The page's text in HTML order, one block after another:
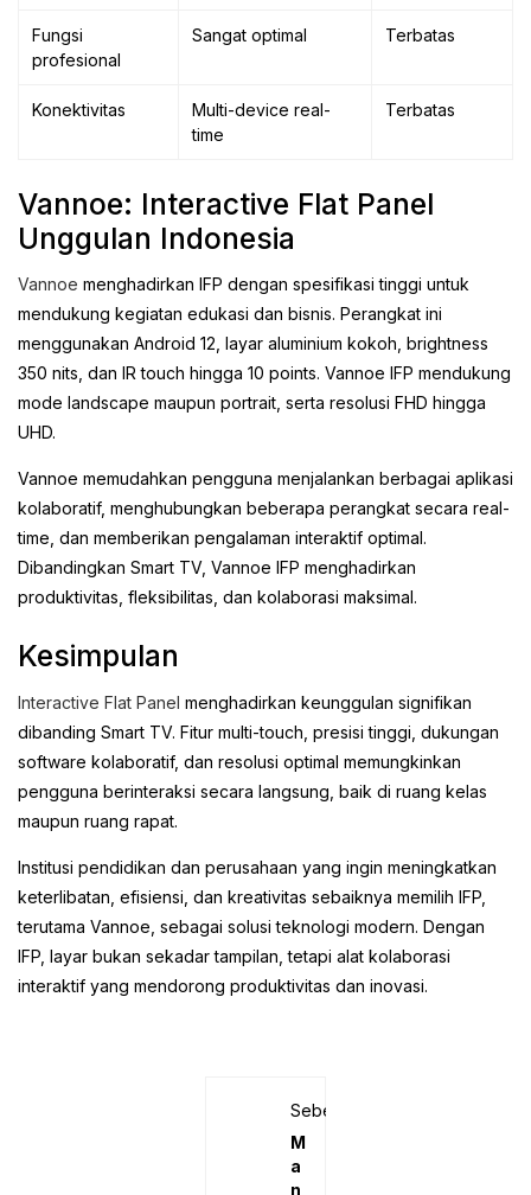
Fungsi
profesional
Sangat optimal Terbatas
Konektivitas
Multi-device real-
time
Terbatas
Vannoe: Interactive Flat Panel
Unggulan Indonesia
Vannoe menghadirkan IFP dengan spesifikasi tinggi untuk
mendukung kegiatan edukasi dan bisnis. Perangkat ini
menggunakan Android 12, layar aluminium kokoh, brightness
350 nits, dan IR touch hingga 10 points. Vannoe IFP mendukung
mode landscape maupun portrait, serta resolusi FHD hingga
UHD.
Vannoe memudahkan pengguna menjalankan berbagai aplikasi
kolaboratif, menghubungkan beberapa perangkat secara real-
time, dan memberikan pengalaman interaktif optimal.
Dibandingkan Smart TV, Vannoe IFP menghadirkan
produktivitas, fleksibilitas, dan kolaborasi maksimal.
Kesimpulan
Interactive Flat Panel menghadirkan keunggulan signifikan
dibanding Smart TV. Fitur multi-touch, presisi tinggi, dukungan
software kolaboratif, dan resolusi optimal memungkinkan
pengguna berinteraksi secara langsung, baik di ruang kelas
maupun ruang rapat.
Institusi pendidikan dan perusahaan yang ingin meningkatkan
keterlibatan, efisiensi, dan kreativitas sebaiknya memilih IFP,
terutama Vannoe, sebagai solusi teknologi modern. Dengan
IFP, layar bukan sekadar tampilan, tetapi alat kolaborasi
interaktif yang mendorong produktivitas dan inovasi.
Sebelumnya
M
a
n